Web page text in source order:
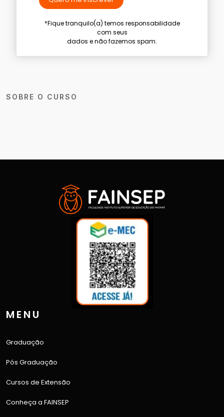
SOBRE O CURSO
*Fique tranquilo(a) temos responsabilidade
com seus
dados e não fazemos spam.
MENU
Graduação
Pós Graduação
Cursos de Extensão
Conheça a FAINSEP